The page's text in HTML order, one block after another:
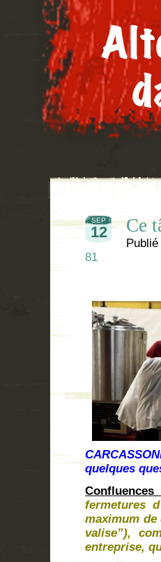
SEP
12 Ce
Publié
81
quelques
fermetures
maximum
valise”),
entreprise,